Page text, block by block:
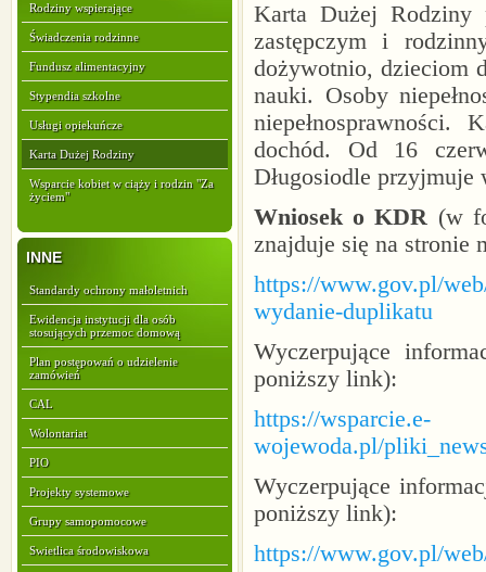
Rodziny wspierające
Świadczenia rodzinne
Fundusz alimentacyjny
Stypendia szkolne
Usługi opiekuńcze
Karta Dużej Rodziny
Wsparcie kobiet w ciąży i rodzin "Za
życiem"
INNE
Standardy ochrony małoletnich
Ewidencja instytucji dla osób
stosujących przemoc domową
Plan postępowań o udzielenie
zamówień
CAL
Wolontariat
PIO
Projekty systemowe
Grupy samopomocowe
Swietlica środowiskowa
Karta Dużej Rodziny
zastępczym i
dożywotnio, dzieciom
nauki. Osoby
dochód. Od 16
Długosiodle
Wniosek o KDR (w
znajduje się na
https://www.gov.pl/
wydanie-duplikatu
Wyczerpujące
poniższy link):
https://wsparcie.e-
wojewoda.pl/
Wyczerpujące
poniższy link):
https://www.gov.pl/